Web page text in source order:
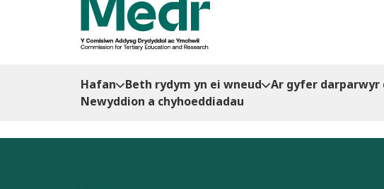
Hafan Beth rydym yn ei wneud Ar gyfer darparwyr
Newyddion a chyhoeddiadau